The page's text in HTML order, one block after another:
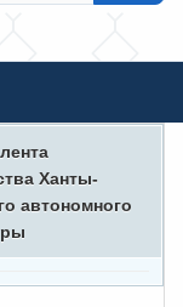
Ханты-
автономного